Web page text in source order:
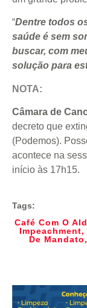
“Dentre todos
saúde é sem
buscar, com
solução para
NOTA:
Câmara de
decreto que
(Podemos).
acontece na
início às 17h15.
Tags:
Café Com O
Impeachment,
De Mandato,